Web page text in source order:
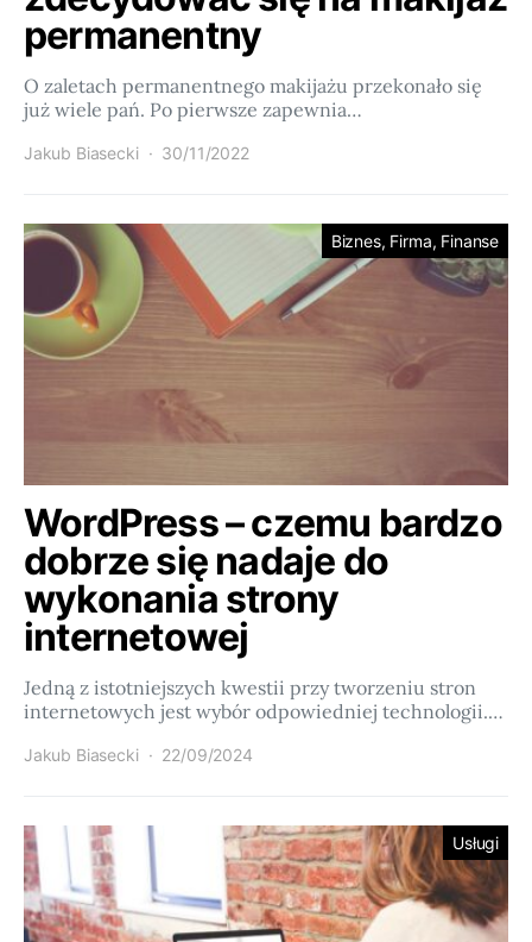
permanentny
O zaletach permanentnego makijażu przekonało się
już wiele pań. Po pierwsze zapewnia…
Jakub Biasecki 30/11/2022
Biznes, Firma, Finanse
WordPress – czemu bardzo
dobrze się nadaje do
wykonania strony
internetowej
Jedną z istotniejszych kwestii przy tworzeniu stron
internetowych jest wybór odpowiedniej technologii.…
Jakub Biasecki 22/09/2024
Usługi